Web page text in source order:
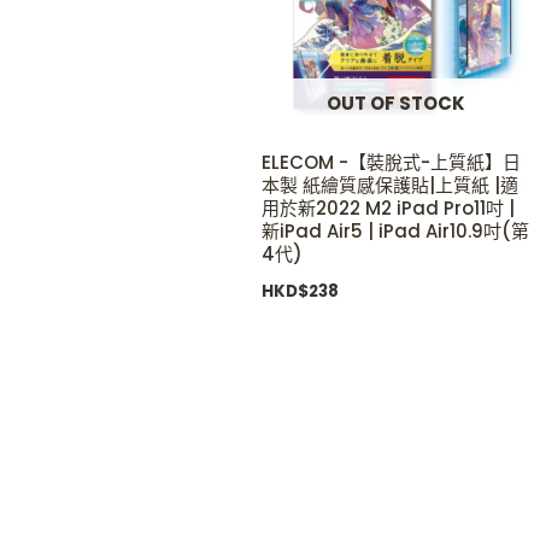
OUT OF STOCK
ELECOM -【裝脫式-上質紙】日
本製 紙繪質感保護貼|上質紙 |適
用於新2022 M2 iPad Pro11吋 |
新iPad Air5 | iPad Air10.9吋(第
4代)
HKD$238